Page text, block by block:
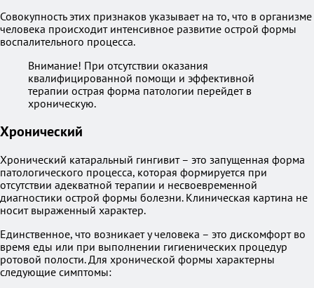
Совокупность этих признаков указывает на то, что в организме
человека происходит интенсивное развитие острой формы
воспалительного процесса.
Внимание! При отсутствии оказания
квалифицированной помощи и эффективной
терапии острая форма патологии перейдет в
хроническую.
Хронический
Хронический катаральный гингивит – это запущенная форма
патологического процесса, которая формируется при
отсутствии адекватной терапии и несвоевременной
диагностики острой формы болезни. Клиническая картина не
носит выраженный характер.
Единственное, что возникает у человека – это дискомфорт во
время еды или при выполнении гигиенических процедур
ротовой полости. Для хронической формы характерны
следующие симптомы: